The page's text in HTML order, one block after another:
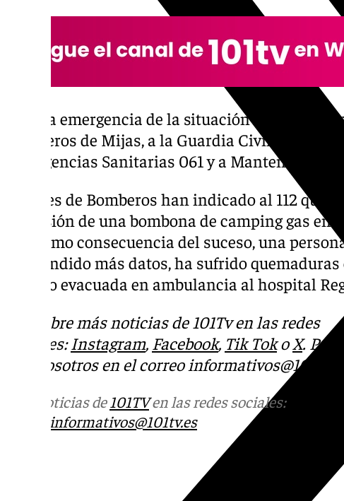
Ante la emergencia de la situación se han
Bomberos de Mijas, a la Guardia Civil de
Emergencias Sanitarias 061 y a
Fuentes de Bomberos han indicado al 112 que
explosión de una bombona de camping gas en
que como consecuencia del suceso, una
trascendido más datos, ha sufrido
ha sido evacuada en ambulancia al hospital
Descubre más noticias de 101Tv en las redes
sociales: Instagram, Facebook, Tik Toko X.
con nosotros en el correo informativos@101tv.es
Más noticias de 101TVen las redes sociales:
informativos@101tv.es